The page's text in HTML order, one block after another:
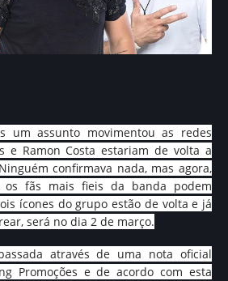
um assunto movimentou as redes
e Ramon Costa estariam de volta a
confirmava nada, mas agora,
os fãs mais fieis da banda podem
ícones do grupo estão de volta e já
será no dia 2 de março.
através de uma nota oficial
Promoções e de acordo com esta